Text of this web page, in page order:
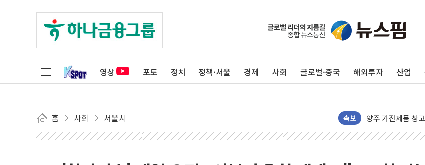
영상 포토 정치 정책·서울 경제 사회 글로벌·중국 해외투자 산업
홈 사회 서울시 속보
강원·전라권 폭염
빚투·레버리지 줄
[2보] 북한, 원산
종로·중구 오피스
성폭력 피해자 보